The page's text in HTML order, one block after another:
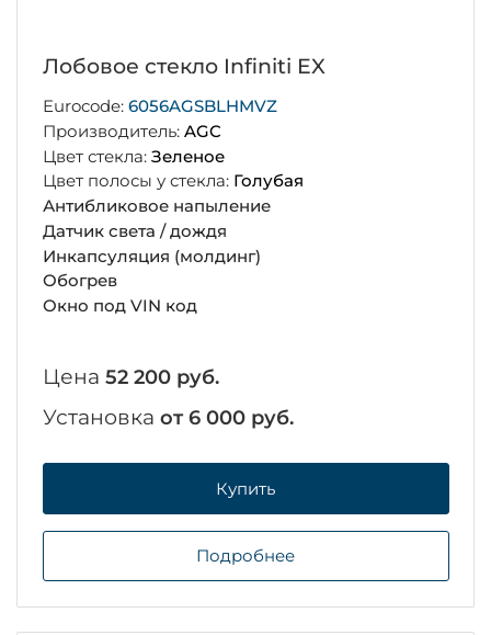
Лобовое стекло Infiniti EX
Eurocode: 6056AGSBLHMVZ
Производитель: AGC
Цвет стекла: Зеленое
Цвет полосы у стекла: Голубая
Антибликовое напыление
Датчик света / дождя
Инкапсуляция (молдинг)
Обогрев
Окно под VIN код
Цена 52 200 руб.
Установка от 6 000 руб.
Купить
Подробнее